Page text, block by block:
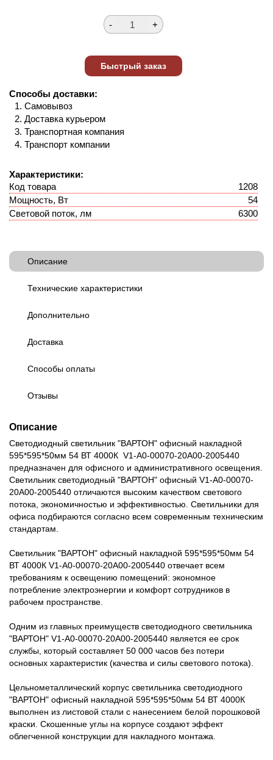
Способы доставки:
Самовывоз
Доставка курьером
Транспортная компания
Транспорт компании
Характеристики:
Код товара
1208
Мощность, Вт
54
Световой поток, лм
6300
Описание
Технические характеристики
Дополнительно
Доставка
Способы оплаты
Отзывы
Описание
Светодиодный светильник "ВАРТОН" офисный накладной
595*595*50мм 54 ВТ 4000К V1-A0-00070-20A00-2005440
предназначен для офисного и административного освещения.
Светильник светодиодный "ВАРТОН" офисный V1-A0-00070-
20A00-2005440 отличаются высоким качеством светового
потока, экономичностью и эффективностью. Светильники для
офиса подбираются согласно всем современным техническим
стандартам.
Светильник "ВАРТОН" офисный накладной 595*595*50мм 54
ВТ 4000К V1-A0-00070-20A00-2005440 отвечает всем
требованиям к освещению помещений: экономное
потребление электроэнергии и комфорт сотрудников в
рабочем пространстве.
Одним из главных преимуществ светодиодного светильника
"ВАРТОН" V1-A0-00070-20A00-2005440 является ее срок
службы, который составляет 50 000 часов без потери
основных характеристик (качества и силы светового потока).
Цельнометаллический корпус светильника светодиодного
"ВАРТОН" офисный накладной 595*595*50мм 54 ВТ 4000К
выполнен из листовой стали с нанесением белой порошковой
краски. Скошенные углы на корпусе создают эффект
облегченной конструкции для накладного монтажа.